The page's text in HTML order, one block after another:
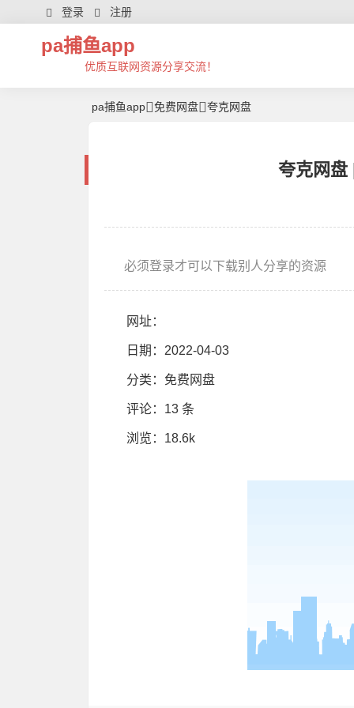
登录 注册
pa捕鱼app
优质互联网资源分享交流！
pa捕鱼app 免费网盘 夸克网盘
夸克网盘
必须登录才可以下载别人分享的资源
网址：
日期：2022-04-03
分类： 免费网盘
评论： 13 条
浏览 ：18.6k